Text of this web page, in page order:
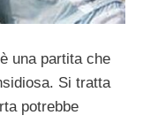
una partita che
Si tratta
potrebbe